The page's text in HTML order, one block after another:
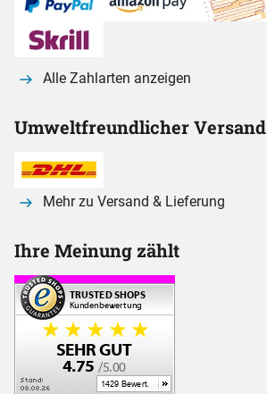
Alle Zahlarten anzeigen
Umweltfreundlicher Versand
Mehr zu Versand & Lieferung
Ihre Meinung zählt